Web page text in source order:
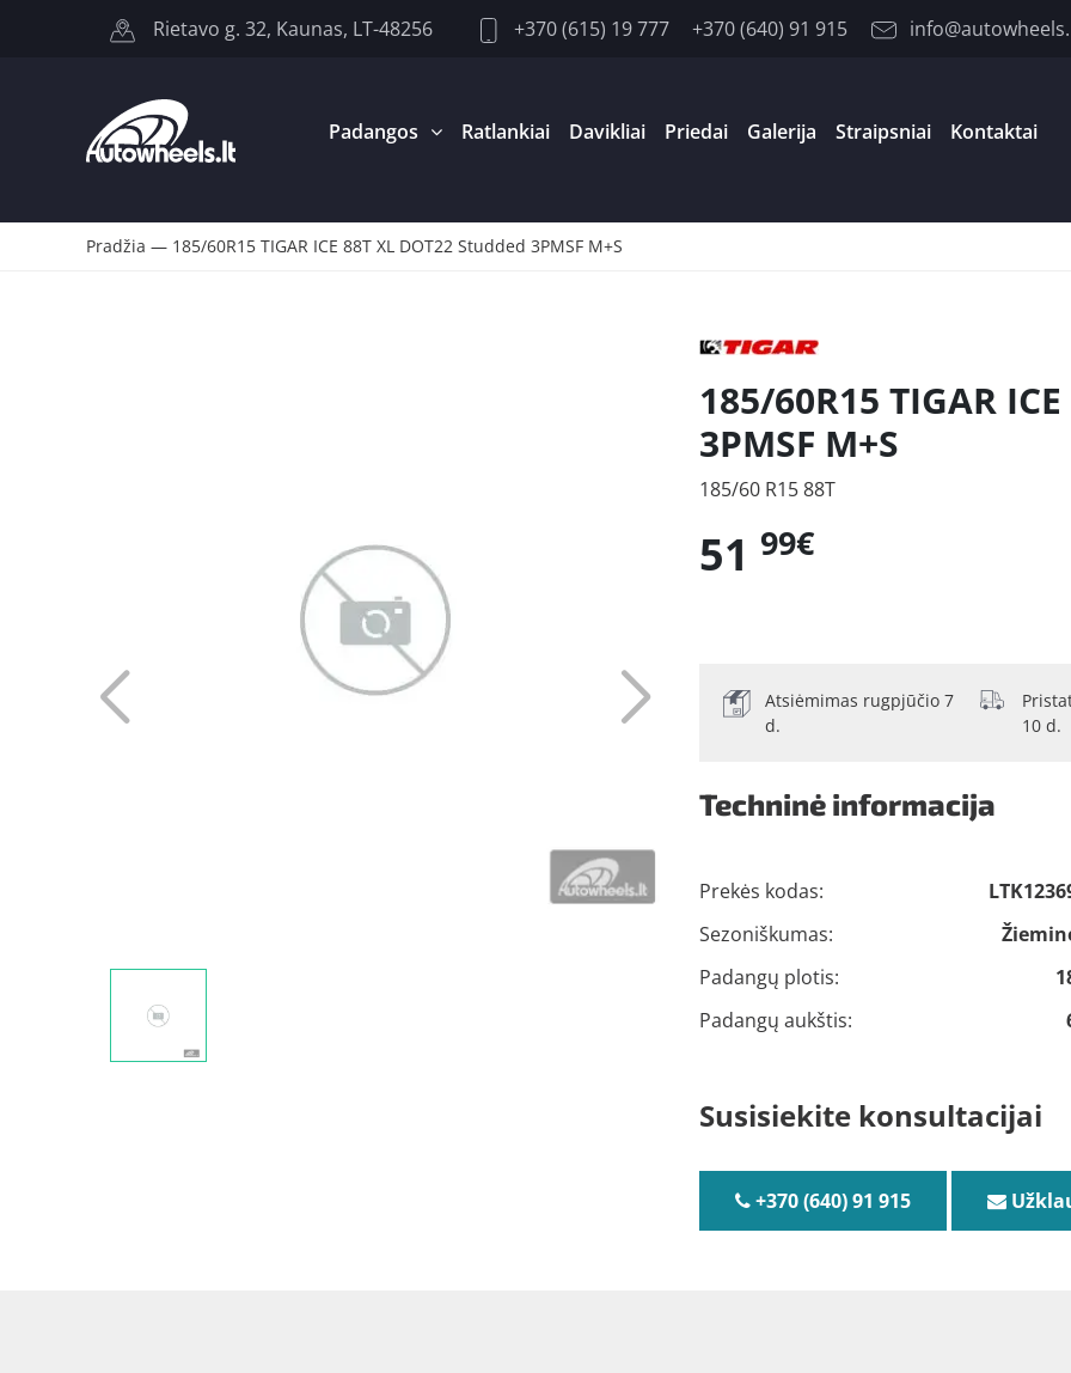
Rietavo g. 32, Kaunas, LT-48256 +370 (615) 19 777 +370 (640) 91 915
Padangos Ratlankiai Davikliai Priedai Galerija Straipsniai Kontaktai
Pradžia — 185/60R15 TIGAR ICE 88T XL DOT22 Studded 3PMSF M+S
185/60R15 TIGAR
3PMSF M+S
185/60 R15 88T
51 99€
Atsiėmimas rugpjūčio 7
d.
10 d.
Techninė informacija
Prekės kodas:
Sezoniškumas:
Padangų plotis:
Padangų aukštis:
Susisiekite konsultacijai
+370 (640) 91 915